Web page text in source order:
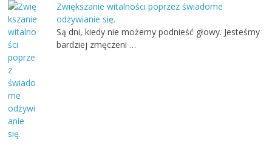
Zwiększanie witalności poprzez świadome
odżywianie się.
Są dni, kiedy nie możemy podnieść głowy. Jesteśmy
bardziej zmęczeni …